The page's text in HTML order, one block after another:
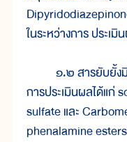
ในระหว่างการ ประเมิ
๑.๒ สารยับยั้งมิให้
การประเมินผลได้แก่
sulfate และ
phenalamine